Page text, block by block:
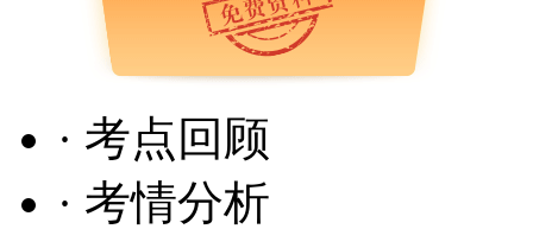
· 考点回顾
· 考情分析